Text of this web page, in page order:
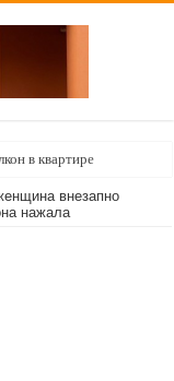
в квартире
внезапно
нажала